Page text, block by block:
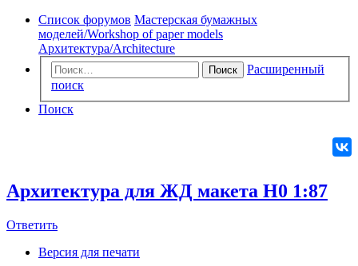
Список форумов Мастерская бумажных
моделей/Workshop of paper models
Архитектура/Architecture
Поиск
Расширенный
поиск
Поиск
Архитектура для ЖД макета Н0 1:87
Ответить
Ответить
Версия для печати